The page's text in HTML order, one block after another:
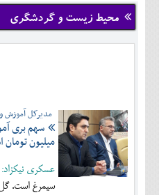
تماس با ما
وبلاگ
کلینیک
حقوقی
محیط زیست و گردشگری
محیط زیست و گردشگری
مدیرکل آموزش
میلیون
عسکری نیکزاد:
سیمرغ است.